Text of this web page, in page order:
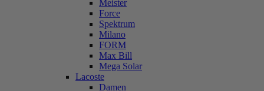
Meister
Force
Spektrum
Milano
FORM
Max Bill
Mega Solar
Lacoste
Damen